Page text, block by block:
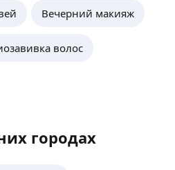
Вечерний макияж
волос
городах